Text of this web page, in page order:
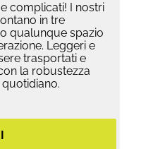
complicati! I nostri
in tre
qualunque spazio
Leggeri e
trasportati e
la robustezza
quotidiano.